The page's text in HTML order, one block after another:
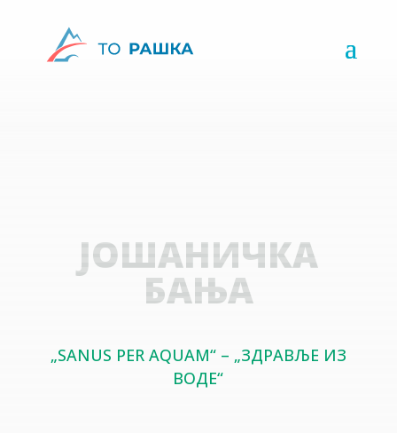
ЈОШАНИЧКА
БАЊА
„SANUS PER AQUAM“ – „ЗДРАВЉЕ ИЗ
ВОДЕ“